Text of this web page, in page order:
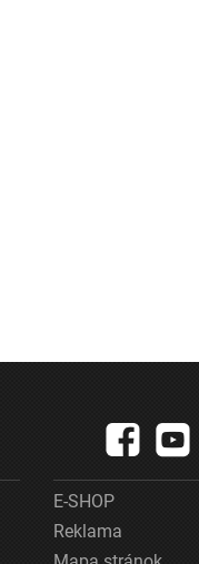
E-SHOP
Reklama